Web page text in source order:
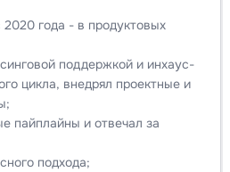
2020 года - в продуктовых
поддержкой и инхаус-
цикла, внедрял проектные и
пайплайны и отвечал за
подхода;